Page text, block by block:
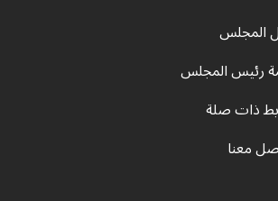
المجلس
رئيس المجلس
ذات صلة
معنا